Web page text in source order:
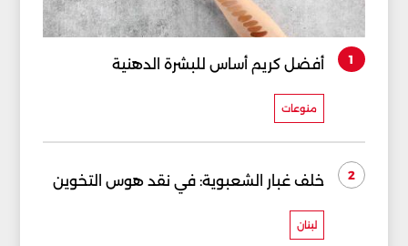
1 أفضل كريم أساس للبشرة الدهنية
منوعات
2 خلف غبار الشعبوية: في نقد هوس التخوين
لبنان